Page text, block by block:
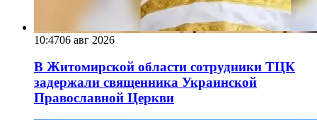
10:4706 авг 2026
В Житомирской области сотрудники ТЦК
задержали священника Украинской
Православной Церкви